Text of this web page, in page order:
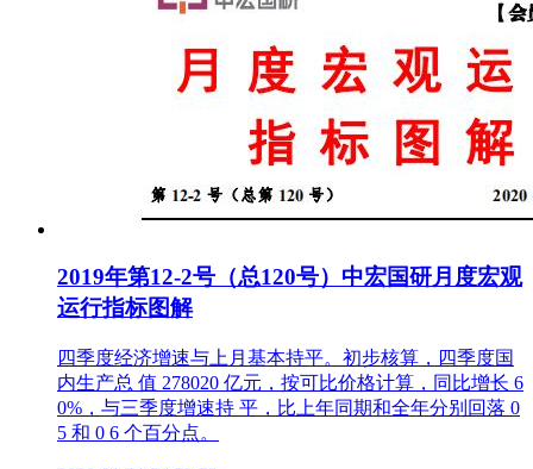
2019年第12-2号（总120号）中宏国研月度宏观
运行指标图解
四季度经济增速与上月基本持平。初步核算，四季度国
内生产总 值 278020 亿元，按可比价格计算，同比增长 6
0%，与三季度增速持 平，比上年同期和全年分别回落 0
5 和 0 6 个百分点。